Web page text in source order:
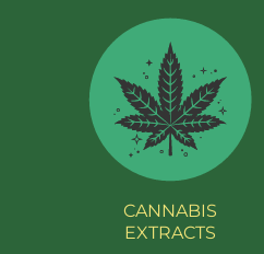
CANNABIS
EXTRACTS